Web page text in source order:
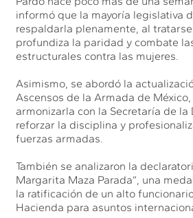
informó que la mayoría legislativa
respaldarla plenamente, al
profundiza la paridad y combate
estructurales contra las mujeres.
Asimismo, se abordó la
Ascensos de la Armada de
armonizarla con la Secretaría de la
reforzar la disciplina y
fuerzas armadas.
También se analizaron la
Margarita Maza Parada”, una
la ratificación de un alto
Hacienda para asuntos